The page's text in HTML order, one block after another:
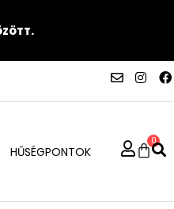
HŰSÉGPONTOK
0